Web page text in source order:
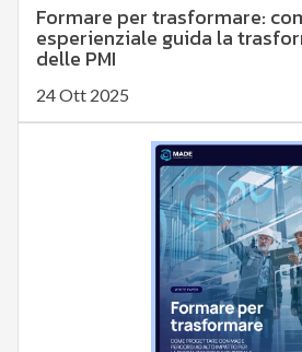
Formare per trasformare:
esperienziale guida la
delle PMI
24 Ott 2025